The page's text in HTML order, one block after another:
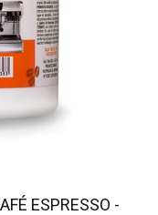
ESPRESSO -